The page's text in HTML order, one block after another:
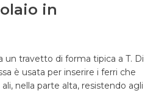
in
un travetto di forma tipica a T. Di
è usata per inserire i ferri che
nella parte alta, resistendo agli